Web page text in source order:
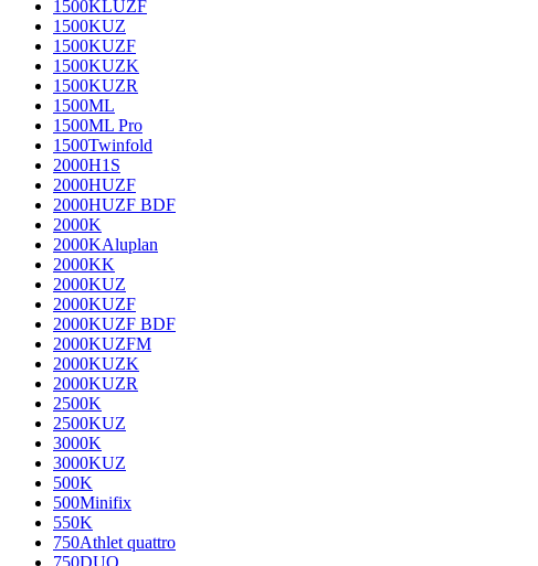
1500KLUZF
1500KUZ
1500KUZF
1500KUZK
1500KUZR
1500ML
1500ML Pro
1500Twinfold
2000H1S
2000HUZF
2000HUZF BDF
2000K
2000KAluplan
2000KK
2000KUZ
2000KUZF
2000KUZF BDF
2000KUZFM
2000KUZK
2000KUZR
2500K
2500KUZ
3000K
3000KUZ
500K
500Minifix
550K
750Athlet quattro
750DUO